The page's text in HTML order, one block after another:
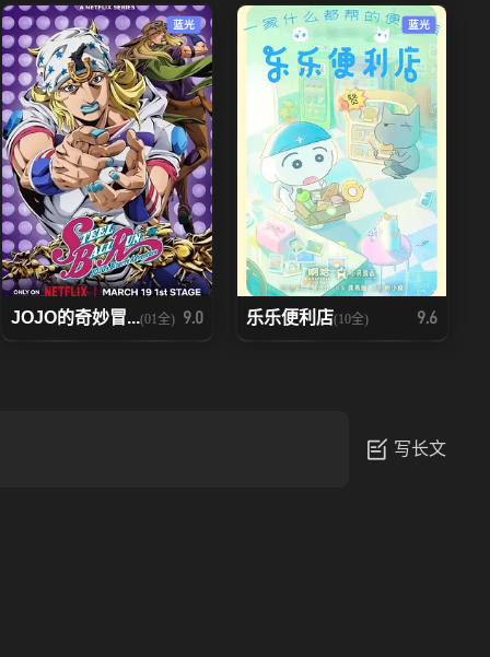
蓝光
JOJO的奇妙冒...(01全) 9.0
蓝光
乐乐便利店(10全) 9.6
写长文